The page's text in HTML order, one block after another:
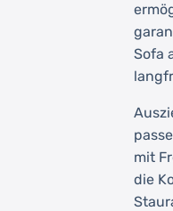
Sofa
mit
die